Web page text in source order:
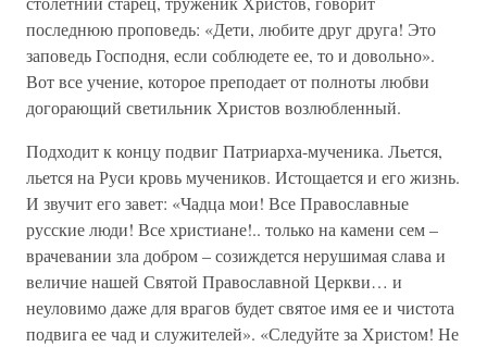
последнюю проповедь: «Дети, любите друг друга! Это
заповедь Господня, если соблюдете ее, то и довольно».
Вот все учение, которое преподает от полноты любви
догорающий светильник Христов возлюбленный.
Подходит к концу подвиг Патриарха-мученика. Льется,
льется на Руси кровь мучеников. Истощается и его жизнь.
И звучит его завет: «Чадца мои! Все Православные
русские люди! Все христиане!.. только на камени сем –
врачевании зла добром – созиждется нерушимая слава и
величие нашей Святой Православной Церкви… и
неуловимо даже для врагов будет святое имя ее и чистота
подвига ее чад и служителей». «Следуйте за Христом! Не